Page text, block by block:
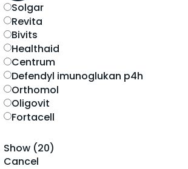
solgar
revita
bivits
healthaid
centrum
defendyl imunoglukan p4h
orthomol
oligovit
fortacell
Show (20)
Cancel